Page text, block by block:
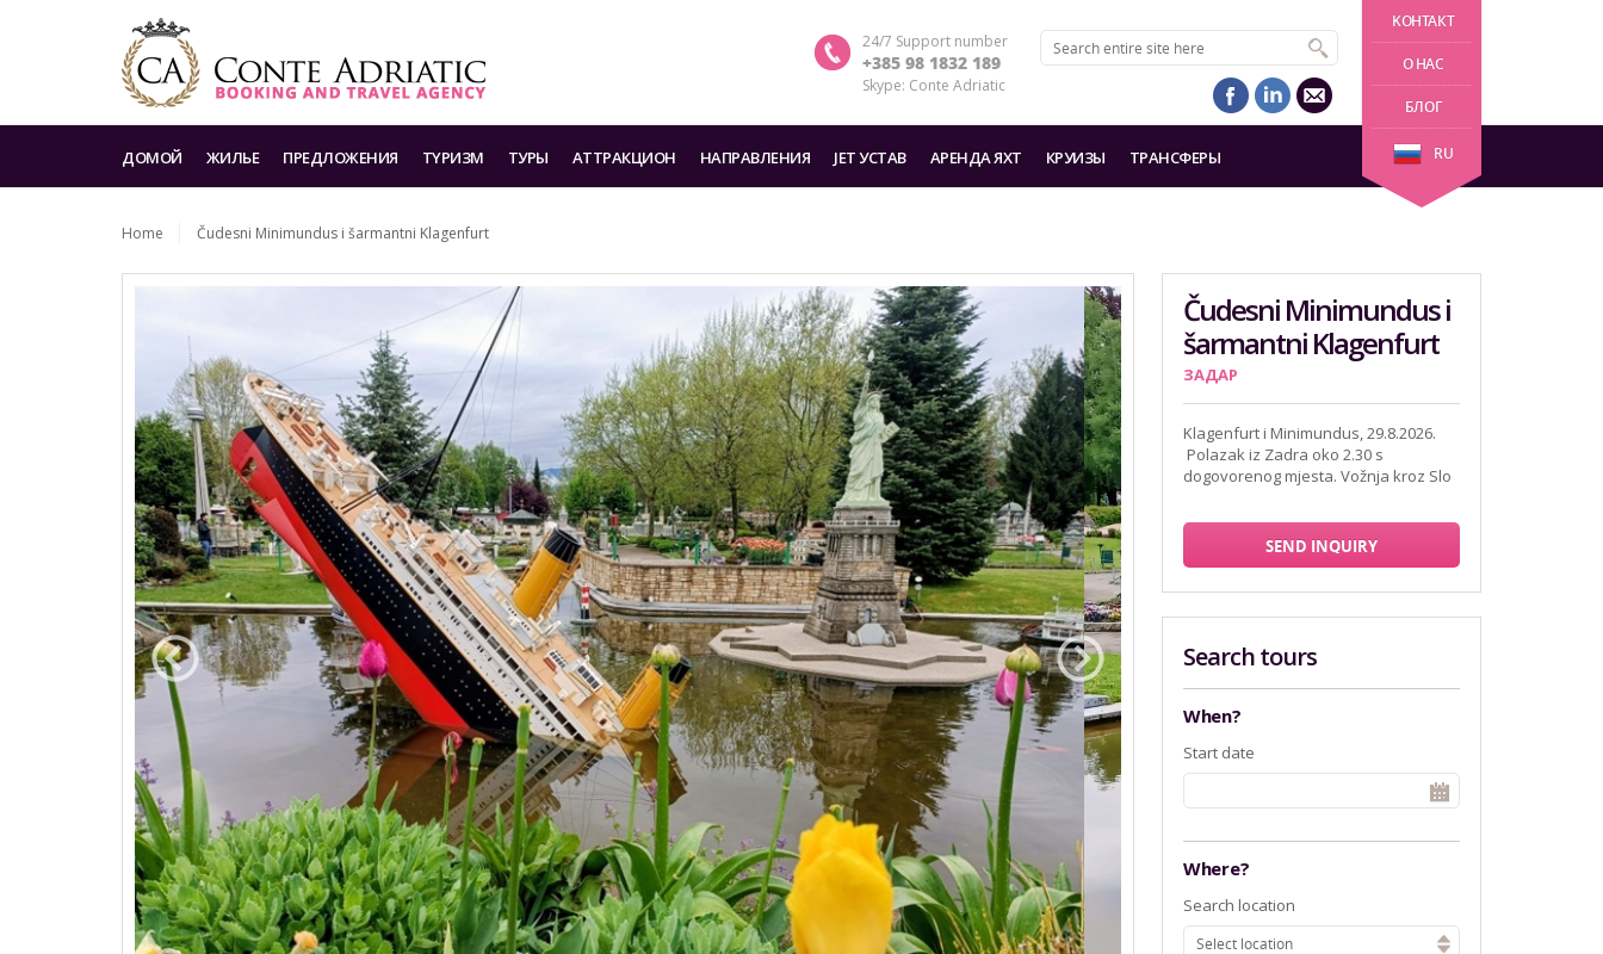
KОНТАКТ
О НАС
БЛОГ
RU
24/7 Support number
+385 98 1832 189
Skype: Conte Adriatic
ДОМОЙ ЖИЛЬЕ ПРЕДЛОЖЕНИЯ TYРИЗМ ТУРЫ AТТРАКЦИОН HАПРАВЛЕНИЯ JET УСТАВ АРЕНДА ЯХТ КРУИЗЫ ТРАНСФЕРЫ
Home Čudesni Minimundus i šarmantni Klagenfurt
Čudesni Minimundus i
šarmantni Klagenfurt
ЗАДАР
Klagenfurt i Minimundus, 29.8.2026.
Polazak iz Zadra oko 2.30 s
dogovorenog mjesta. Vožnja kroz Slo
SEND INQUIRY
Search tours
When?
Start date
Where?
Search location
Select location